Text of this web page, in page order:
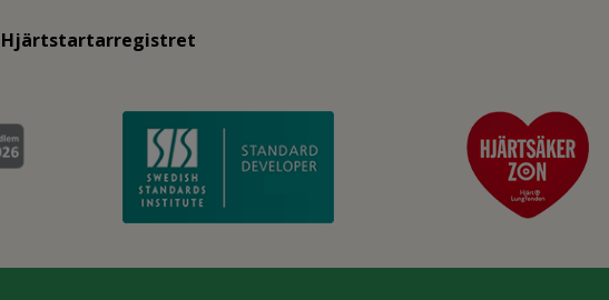
Hjärtstartarregistret